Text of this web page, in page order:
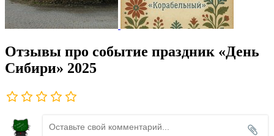
Отзывы про событие праздник «День
Сибири» 2025